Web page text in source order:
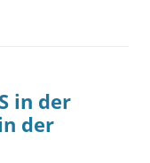
in der
der